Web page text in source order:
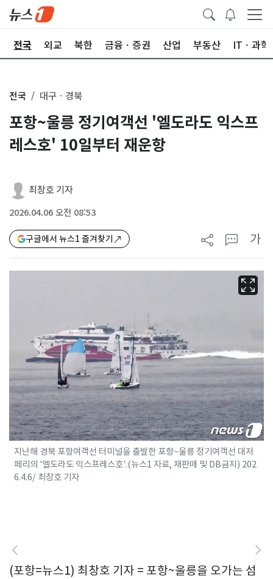
전국 외교 북한 금융ㆍ증권 산업 부동산 ITㆍ과학
전국 대구ㆍ경북
포항~울릉 정기여객선 '엘도라도 익스프
레스호' 10일부터 재운항
최창호 기자
2026.04.06 오전 08:53
구글에서 뉴스1 즐겨찾기 가
지난해 경북 포항여객선 터미널을 출발한 포항~울릉 정기여객선 대저
페리의 '엘도라도 익스프레스호'.(뉴스1 자료, 재판매 및 DB금지) 202
6.4.6/ 최창호 기자
(포항=뉴스1) 최창호 기자 = 포항~울릉을 오가는 섬